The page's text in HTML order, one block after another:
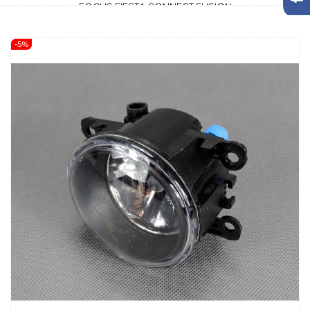
FOCUS FIESTA CONNECT FUSION
-5%